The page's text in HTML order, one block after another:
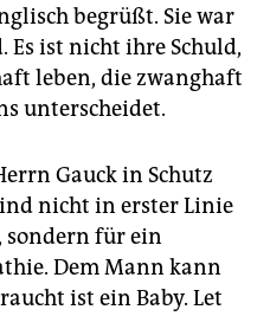
begrüßt. Sie war
Es ist nicht ihre Schuld,
leben, die zwanghaft
unterscheidet.
Gauck in Schutz
nicht in erster Linie
sondern für ein
Dem Mann kann
ist ein Baby. Let